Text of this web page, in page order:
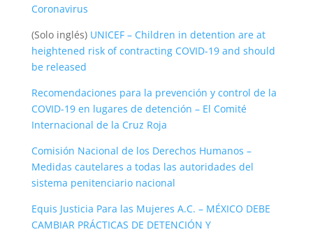
Coronavirus
(Solo inglés) UNICEF – Children in detention are at
heightened risk of contracting COVID-19 and should
be released
Recomendaciones para la prevención y control de la
COVID-19 en lugares de detención – El Comité
Internacional de la Cruz Roja
Comisión Nacional de los Derechos Humanos –
Medidas cautelares a todas las autoridades del
sistema penitenciario nacional
Equis Justicia Para las Mujeres A.C. – MÉXICO DEBE
CAMBIAR PRÁCTICAS DE DETENCIÓN Y